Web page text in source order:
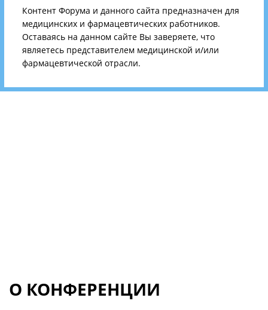
Контент Форума и данного сайта предназначен для
медицинских и фармацевтических работников.
Оставаясь на данном сайте Вы заверяете, что
являетесь представителем медицинской и/или
фармацевтической отрасли.
О КОНФЕРЕНЦИИ